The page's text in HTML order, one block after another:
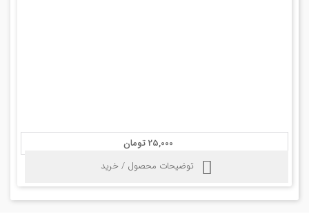
25,000 تومان
توضیحات محصول / خرید